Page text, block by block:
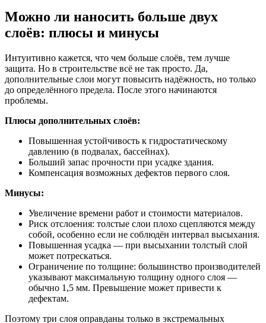
Можно ли наносить больше двух
слоёв: плюсы и минусы
Интуитивно кажется, что чем больше слоёв, тем лучше
защита. Но в строительстве всё не так просто. Да,
дополнительные слои могут повысить надёжность, но только
до определённого предела. После этого начинаются
проблемы.
Плюсы дополнительных слоёв:
Повышенная устойчивость к гидростатическому
давлению (в подвалах, бассейнах).
Больший запас прочности при усадке здания.
Компенсация возможных дефектов первого слоя.
Минусы:
Увеличение времени работ и стоимости материалов.
Риск отслоения: толстые слои плохо сцепляются между
собой, особенно если не соблюдён интервал высыхания.
Повышенная усадка — при высыхании толстый слой
может потрескаться.
Ограничение по толщине: большинство производителей
указывают максимальную толщину одного слоя —
обычно 1,5 мм. Превышение может привести к
дефектам.
Поэтому три слоя оправданы только в экстремальных